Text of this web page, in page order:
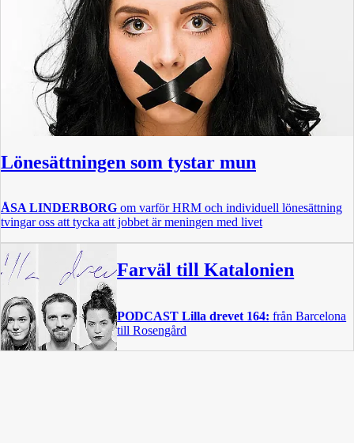
Lönesättningen som tystar mun
ÅSA LINDERBORG om varför HRM och individuell lönesättning
tvingar oss att tycka att jobbet är meningen med livet
Farväl till Katalonien
PODCAST Lilla drevet 164: från Barcelona
till Rosengård